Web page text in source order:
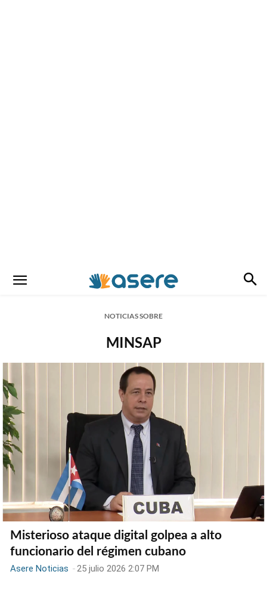
NOTICIAS SOBRE
MINSAP
Misterioso ataque digital golpea a alto
funcionario del régimen cubano
Asere Noticias -25 julio 2026 2:07 PM